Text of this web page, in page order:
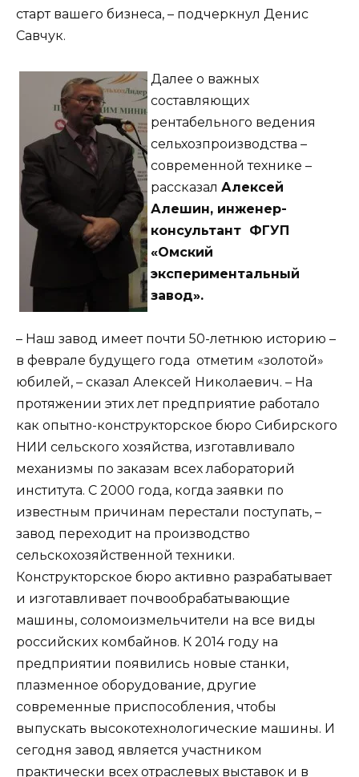
старт вашего бизнеса, – подчеркнул Денис
Савчук.
Далее о важных
составляющих
рентабельного ведения
сельхозпроизводства –
современной технике –
рассказал Алексей
Алешин, инженер-
консультант ФГУП
«Омский
экспериментальный
завод».
– Наш завод имеет почти 50-летнюю историю –
в феврале будущего года отметим «золотой»
юбилей, – сказал Алексей Николаевич. – На
протяжении этих лет предприятие работало
как опытно-конструкторское бюро Сибирского
НИИ сельского хозяйства, изготавливало
механизмы по заказам всех лабораторий
института. С 2000 года, когда заявки по
известным причинам перестали поступать, –
завод переходит на производство
сельскохозяйственной техники.
Конструкторское бюро активно разрабатывает
и изготавливает почвообрабатывающие
машины, соломоизмельчители на все виды
российских комбайнов. К 2014 году на
предприятии появились новые станки,
плазменное оборудование, другие
современные приспособления, чтобы
выпускать высокотехнологические машины. И
сегодня завод является участником
практически всех отраслевых выставок и в